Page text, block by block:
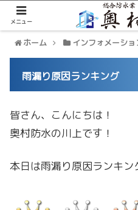
ホーム インフォメーショ
雨漏り原因ランキング
皆さん、こんにちは！
奥村防水の川上です！
本日は雨漏り原因ランキン
メニュー